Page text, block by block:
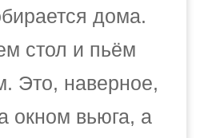
дома.
стол и пьём
Это, наверное,
окном вьюга, а